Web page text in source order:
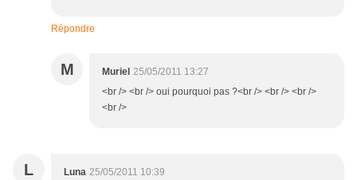
Répondre
M Muriel 25/05/2011 13:27
<br /> <br /> oui pourquoi pas ?<br /> <br /> <br />
<br />
L Luna 25/05/2011 10:39